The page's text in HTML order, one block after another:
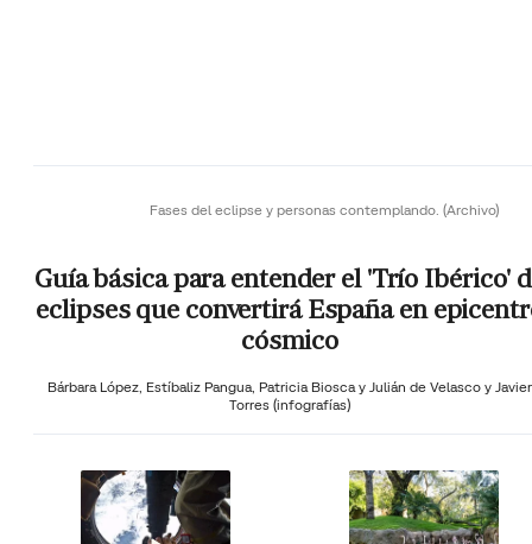
Fases del eclipse y personas contemplando. (Archivo)
Guía básica para entender el 'Trío Ibérico'
eclipses que convertirá España en
cósmico
Bárbara López, Estíbaliz Pangua, Patricia Biosca y Julián de Velasco y Javier
Torres (infografías)